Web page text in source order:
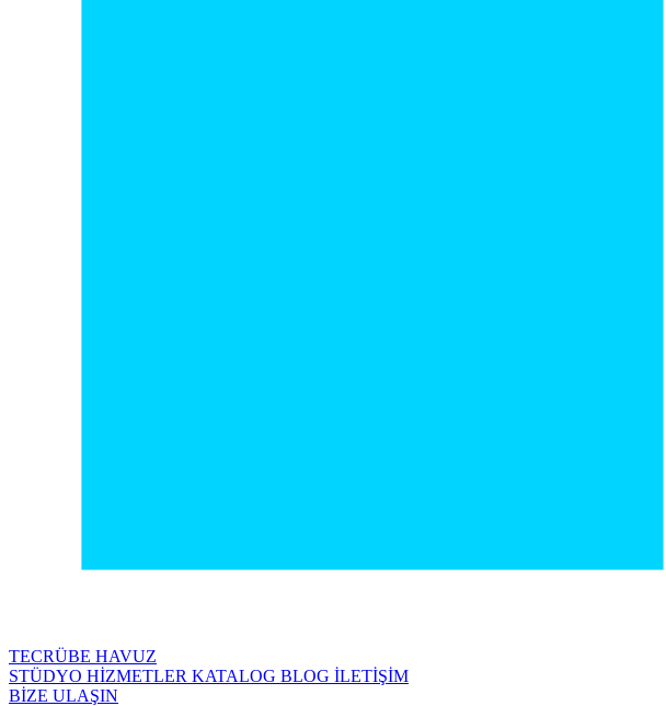
TECRÜBE HAVUZ
STÜDYO HİZMETLER KATALOG BLOG İLETİŞİM
BİZE ULAŞIN